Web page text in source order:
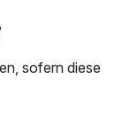
sofern diese